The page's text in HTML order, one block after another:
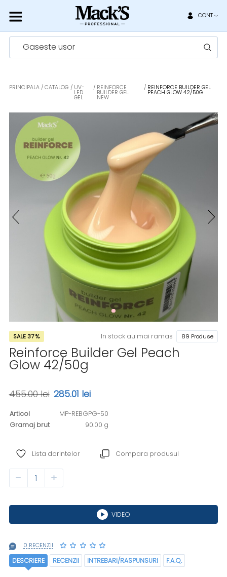
CONT
Gaseste usor
PRINCIPALA CATALOG UV-
LED
GEL
REINFORCE
BUILDER GEL
NEW
REINFORCE BUILDER GEL
PEACH GLOW 42/50G
SALE 37 % In stock au mai ramas 89 Produse
Reinforce Builder Gel Peach
Glow 42/50g
455.00 lei 285.01 lei
Articol
MP-REBGPG-50
Gramaj brut
90.00 g
Lista dorintelor Compara produsul
VIDEO
0 RECENZII
DESCRIERE RECENZII INTREBARI/RASPUNSURI F.A.Q.